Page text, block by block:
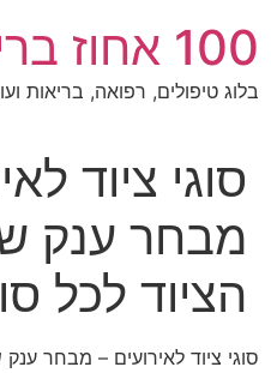
לתוכן
100 אחוז בריכוז
בלוג טיפולים, רפואה, בריאות
סוגי ציוד
מבחר ענק
הציוד לכל
סוגי ציוד לאירועים – מבחר ענק